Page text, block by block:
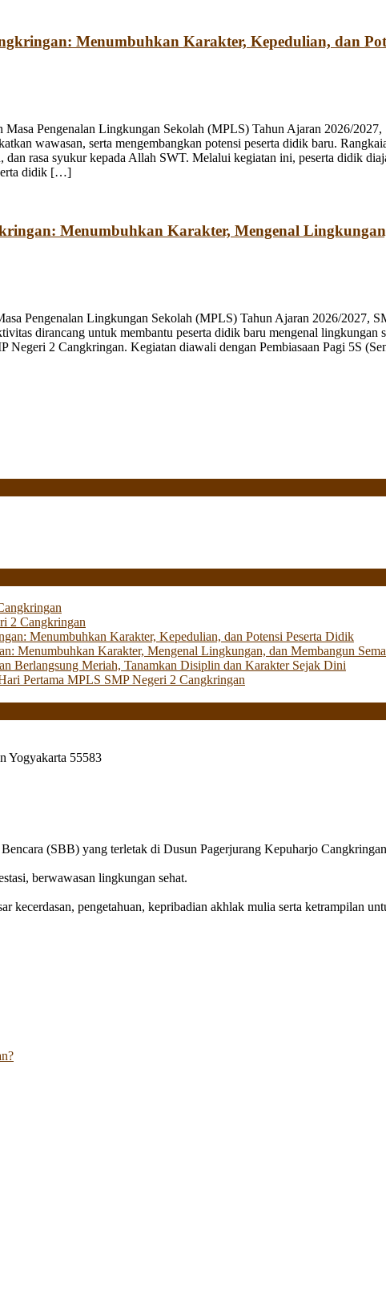
Menumbuhkan Karakter, Kepedulian, dan
Masa Pengenalan Lingkungan Sekolah (MPLS) Tahun Ajaran 2026/
wawasan, serta mengembangkan potensi peserta didik baru.
rasa syukur kepada Allah SWT. Melalui kegiatan ini, peserta didik
didik […]
Menumbuhkan Karakter, Mengenal
Pengenalan Lingkungan Sekolah (MPLS) Tahun Ajaran 2026/2027,
dirancang untuk membantu peserta didik baru mengenal lingkungan
Negeri 2 Cangkringan. Kegiatan diawali dengan Pembiasaan Pagi 5S
2 Cangkringan
Menumbuhkan Karakter, Kepedulian, dan Potensi Peserta Didik
Menumbuhkan Karakter, Mengenal Lingkungan, dan Membangun
Berlangsung Meriah, Tanamkan Disiplin dan Karakter Sejak Dini
Pertama MPLS SMP Negeri 2 Cangkringan
Yogyakarta 55583
(SBB) yang terletak di Dusun Pagerjurang Kepuharjo
berwawasan lingkungan sehat.
kecerdasan, pengetahuan, kepribadian akhlak mulia serta ketrampilan